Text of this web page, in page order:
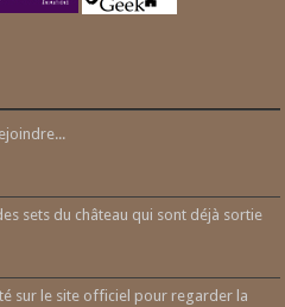
sets du château qui sont déjà sortie
sur le site officiel pour regarder la